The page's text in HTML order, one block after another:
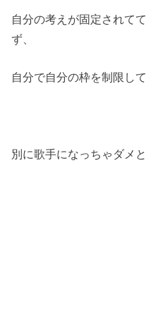
自分の考えが固定されて
ず、
自分で自分の枠を制限し
別に歌手になっちゃダメ